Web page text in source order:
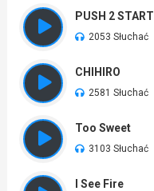
PUSH 2 START
2053 Słuchać
CHIHIRO
2581 Słuchać
Too Sweet
3103 Słuchać
I See Fire